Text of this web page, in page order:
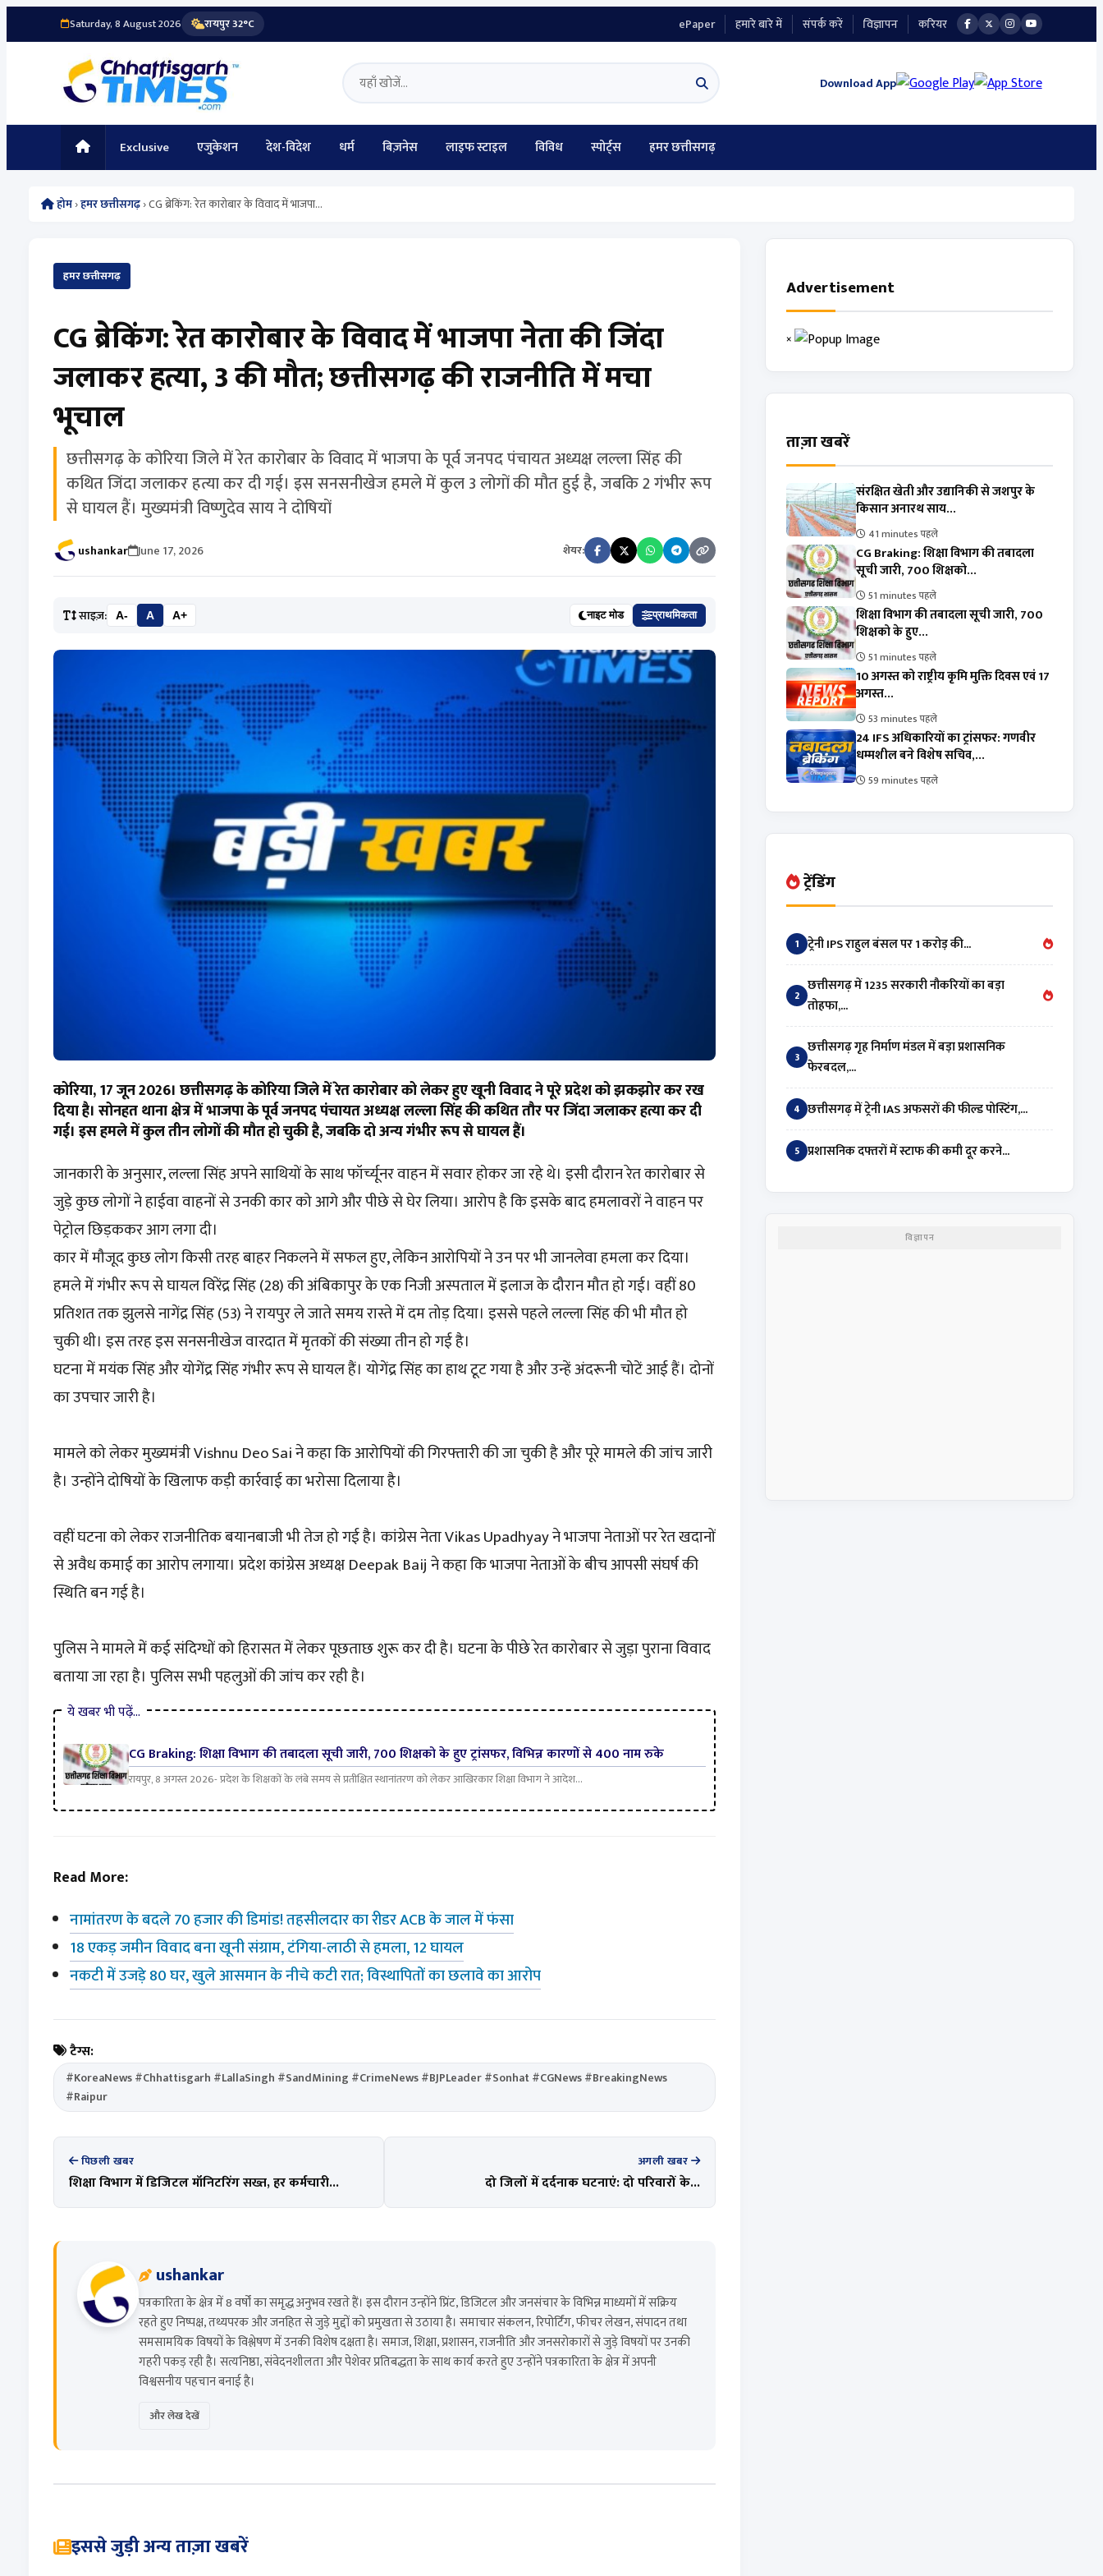
Saturday, 8 August 2026 रायपुर 32°C ePaper हमारे बारे में संपर्क करें विज्ञापन करियर
Download App
Exclusive एजुकेशन देश-विदेश धर्म बिज़नेस लाइफ स्टाइल विविध स्पोर्ट्स हमर छत्तीसगढ़
होम›हमर छत्तीसगढ़›CG ब्रेकिंग: रेत कारोबार के विवाद में भाजपा...
हमर छत्तीसगढ़
CG ब्रेकिंग: रेत कारोबार के विवाद में भाजपा नेता की जिंदा
जलाकर हत्या, 3 की मौत; छत्तीसगढ़ की राजनीति में मचा
भूचाल
छत्तीसगढ़ के कोरिया जिले में रेत कारोबार के विवाद में भाजपा के पूर्व जनपद पंचायत अध्यक्ष लल्ला सिंह की
कथित जिंदा जलाकर हत्या कर दी गई। इस सनसनीखेज हमले में कुल 3 लोगों की मौत हुई है, जबकि 2 गंभीर रूप
से घायल हैं। मुख्यमंत्री विष्णुदेव साय ने दोषियों
ushankar June 17, 2026 शेयर:
साइज़: A- A A+ नाइट मोड प्राथमिकता
कोरिया, 17 जून 2026। छत्तीसगढ़ के कोरिया जिले में रेत कारोबार को लेकर हुए खूनी विवाद ने पूरे प्रदेश को झकझोर कर रख
दिया है। सोनहत थाना क्षेत्र में भाजपा के पूर्व जनपद पंचायत अध्यक्ष लल्ला सिंह की कथित तौर पर जिंदा जलाकर हत्या कर दी
गई। इस हमले में कुल तीन लोगों की मौत हो चुकी है, जबकि दो अन्य गंभीर रूप से घायल हैं।
जानकारी के अनुसार, लल्ला सिंह अपने साथियों के साथ फॉर्च्यूनर वाहन में सवार होकर जा रहे थे। इसी दौरान रेत कारोबार से
जुड़े कुछ लोगों ने हाईवा वाहनों से उनकी कार को आगे और पीछे से घेर लिया। आरोप है कि इसके बाद हमलावरों ने वाहन पर
पेट्रोल छिड़ककर आग लगा दी।
कार में मौजूद कुछ लोग किसी तरह बाहर निकलने में सफल हुए, लेकिन आरोपियों ने उन पर भी जानलेवा हमला कर दिया।
हमले में गंभीर रूप से घायल विरेंद्र सिंह (28) की अंबिकापुर के एक निजी अस्पताल में इलाज के दौरान मौत हो गई। वहीं 80
प्रतिशत तक झुलसे नागेंद्र सिंह (53) ने रायपुर ले जाते समय रास्ते में दम तोड़ दिया। इससे पहले लल्ला सिंह की भी मौत हो
चुकी थी। इस तरह इस सनसनीखेज वारदात में मृतकों की संख्या तीन हो गई है।
घटना में मयंक सिंह और योगेंद्र सिंह गंभीर रूप से घायल हैं। योगेंद्र सिंह का हाथ टूट गया है और उन्हें अंदरूनी चोटें आई हैं। दोनों
का उपचार जारी है।
मामले को लेकर मुख्यमंत्री Vishnu Deo Sai ने कहा कि आरोपियों की गिरफ्तारी की जा चुकी है और पूरे मामले की जांच जारी
है। उन्होंने दोषियों के खिलाफ कड़ी कार्रवाई का भरोसा दिलाया है।
वहीं घटना को लेकर राजनीतिक बयानबाजी भी तेज हो गई है। कांग्रेस नेता Vikas Upadhyay ने भाजपा नेताओं पर रेत खदानों
से अवैध कमाई का आरोप लगाया। प्रदेश कांग्रेस अध्यक्ष Deepak Baij ने कहा कि भाजपा नेताओं के बीच आपसी संघर्ष की
स्थिति बन गई है।
पुलिस ने मामले में कई संदिग्धों को हिरासत में लेकर पूछताछ शुरू कर दी है। घटना के पीछे रेत कारोबार से जुड़ा पुराना विवाद
बताया जा रहा है। पुलिस सभी पहलुओं की जांच कर रही है।
ये खबर भी पढ़ें…
CG Braking: शिक्षा विभाग की तबादला सूची जारी, 700 शिक्षको के हुए ट्रांसफर, विभिन्न कारणों से 400 नाम रुके
रायपुर, 8 अगस्त 2026- प्रदेश के शिक्षकों के लंबे समय से प्रतीक्षित स्थानांतरण को लेकर आखिरकार शिक्षा विभाग ने आदेश...
Read More:
नामांतरण के बदले 70 हजार की डिमांड! तहसीलदार का रीडर ACB के जाल में फंसा
18 एकड़ जमीन विवाद बना खूनी संग्राम, टंगिया-लाठी से हमला, 12 घायल
नकटी में उजड़े 80 घर, खुले आसमान के नीचे कटी रात; विस्थापितों का छलावे का आरोप
टैग्स:
#KoreaNews #Chhattisgarh #LallaSingh #SandMining #CrimeNews #BJPLeader #Sonhat #CGNews #BreakingNews
#Raipur
पिछली खबर
शिक्षा विभाग में डिजिटल मॉनिटरिंग सख्त, हर कर्मचारी...
अगली खबर
दो जिलों में दर्दनाक घटनाएं: दो परिवारों के...
ushankar
पत्रकारिता के क्षेत्र में 8 वर्षों का समृद्ध अनुभव रखते हैं। इस दौरान उन्होंने प्रिंट, डिजिटल और जनसंचार के विभिन्न माध्यमों में सक्रिय
रहते हुए निष्पक्ष, तथ्यपरक और जनहित से जुड़े मुद्दों को प्रमुखता से उठाया है। समाचार संकलन, रिपोर्टिंग, फीचर लेखन, संपादन तथा
समसामयिक विषयों के विश्लेषण में उनकी विशेष दक्षता है। समाज, शिक्षा, प्रशासन, राजनीति और जनसरोकारों से जुड़े विषयों पर उनकी
गहरी पकड़ रही है। सत्यनिष्ठा, संवेदनशीलता और पेशेवर प्रतिबद्धता के साथ कार्य करते हुए उन्होंने पत्रकारिता के क्षेत्र में अपनी
विश्वसनीय पहचान बनाई है।
और लेख देखें
इससे जुड़ी अन्य ताज़ा खबरें
Advertisement
×
ताज़ा खबरें
संरक्षित खेती और उद्यानिकी से जशपुर के
किसान अनारथ साय...
41 minutes पहले
CG Braking: शिक्षा विभाग की तबादला
सूची जारी, 700 शिक्षको...
51 minutes पहले
शिक्षा विभाग की तबादला सूची जारी, 700
शिक्षको के हुए...
51 minutes पहले
10 अगस्त को राष्ट्रीय कृमि मुक्ति दिवस एवं 17
अगस्त...
53 minutes पहले
24 IFS अधिकारियों का ट्रांसफर: गणवीर
धम्मशील बने विशेष सचिव,...
59 minutes पहले
ट्रेंडिंग
1 ट्रेनी IPS राहुल बंसल पर 1 करोड़ की...
2 छत्तीसगढ़ में 1235 सरकारी नौकरियों का बड़ा
तोहफा,...
3 छत्तीसगढ़ गृह निर्माण मंडल में बड़ा प्रशासनिक
फेरबदल,...
4 छत्तीसगढ़ में ट्रेनी IAS अफसरों की फील्ड पोस्टिंग,...
5 प्रशासनिक दफ्तरों में स्टाफ की कमी दूर करने...
विज्ञापन